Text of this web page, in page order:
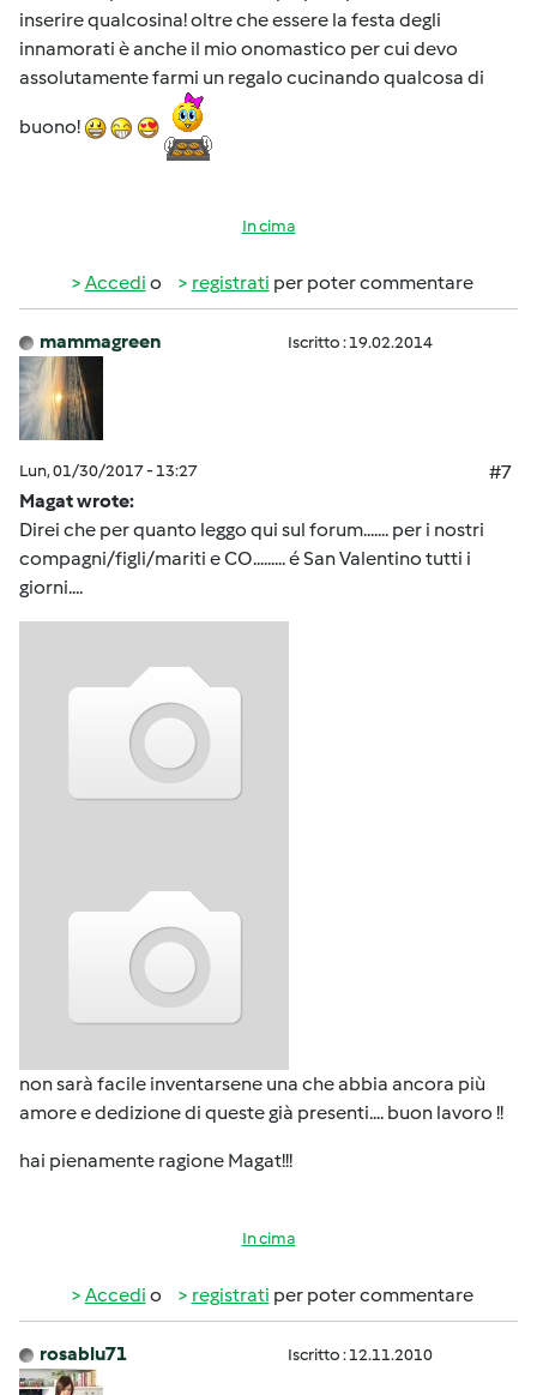
inserire qualcosina! oltre che essere la festa degli
innamorati è anche il mio onomastico per cui devo
assolutamente farmi un regalo cucinando qualcosa di
buono!
In cima
Accedi o registrati per poter commentare
mammagreen Iscritto : 19.02.2014
Lun, 01/30/2017 - 13:27
#7
Magat wrote:
Direi che per quanto leggo qui sul forum....... per i nostri
compagni/figli/mariti e CO......... é San Valentino tutti i
giorni....
non sarà facile inventarsene una che abbia ancora più
amore e dedizione di queste già presenti.... buon lavoro !!
hai pienamente ragione Magat!!!
In cima
Accedi o registrati per poter commentare
rosablu71 Iscritto : 12.11.2010